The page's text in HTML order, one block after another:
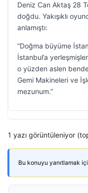
Deniz Can Aktaş 28
doğdu. Yakışıklı
anlamıştı:
“Doğma büyüme
İstanbul’a
o yüzden aslen bende
Gemi Makineleri ve
mezunum.”
1 yazı görüntüleniyor
Bu konuyu yanıtlamak